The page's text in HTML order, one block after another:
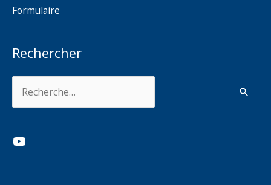
Formulaire
Rechercher
YouTube